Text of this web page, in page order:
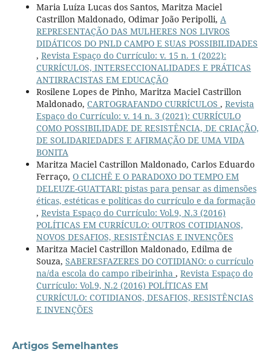
Maria Luíza Lucas dos Santos, Maritza Maciel
Castrillon Maldonado, Odimar João Peripolli, A
REPRESENTAÇÃO DAS MULHERES NOS LIVROS
DIDÁTICOS DO PNLD CAMPO E SUAS POSSIBILIDADES
, Revista Espaço do Currículo: v. 15 n. 1 (2022):
CURRÍCULOS, INTERSECCIONALIDADES E PRÁTICAS
ANTIRRACISTAS EM EDUCAÇÃO
Rosilene Lopes de Pinho, Maritza Maciel Castrillon
Maldonado, CARTOGRAFANDO CURRÍCULOS , Revista
Espaço do Currículo: v. 14 n. 3 (2021): CURRÍCULO
COMO POSSIBILIDADE DE RESISTÊNCIA, DE CRIAÇÃO,
DE SOLIDARIEDADES E AFIRMAÇÃO DE UMA VIDA
BONITA
Maritza Maciel Castrillon Maldonado, Carlos Eduardo
Ferraço, O CLICHÊ E O PARADOXO DO TEMPO EM
DELEUZE-GUATTARI: pistas para pensar as dimensões
éticas, estéticas e políticas do currículo e da formação
, Revista Espaço do Currículo: Vol.9, N.3 (2016)
POLÍTICAS EM CURRÍCULO: OUTROS COTIDIANOS,
NOVOS DESAFIOS, RESISTÊNCIAS E INVENÇÕES
Maritza Maciel Castrillon Maldonado, Edilma de
Souza, SABERESFAZERES DO COTIDIANO: o currículo
na/da escola do campo ribeirinha , Revista Espaço do
Currículo: Vol.9, N.2 (2016) POLÍTICAS EM
CURRÍCULO: COTIDIANOS, DESAFIOS, RESISTÊNCIAS
E INVENÇÕES
Artigos Semelhantes